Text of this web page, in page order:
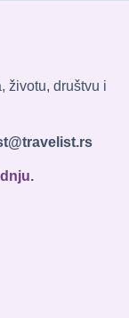
životu, društvu i